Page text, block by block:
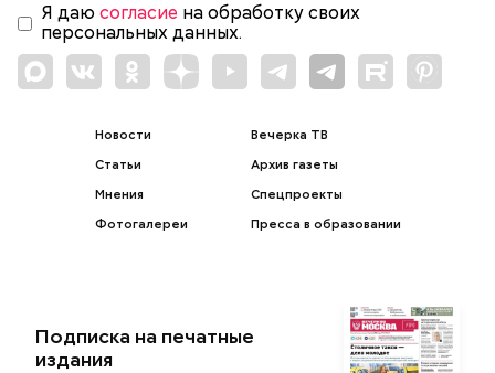
Я даю согласие на обработку своих
персональных данных.
Новости
Статьи
Мнения
Фотогалереи
Вечерка ТВ
Архив газеты
Спецпроекты
Пресса в образовании
Подписка на печатные
издания